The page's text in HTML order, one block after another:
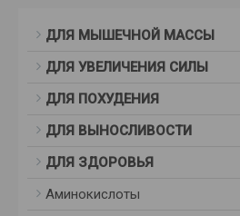
ДЛЯ МЫШЕЧНОЙ МАССЫ
ДЛЯ УВЕЛИЧЕНИЯ СИЛЫ
ДЛЯ ПОХУДЕНИЯ
ДЛЯ ВЫНОСЛИВОСТИ
ДЛЯ ЗДОРОВЬЯ
Аминокислоты